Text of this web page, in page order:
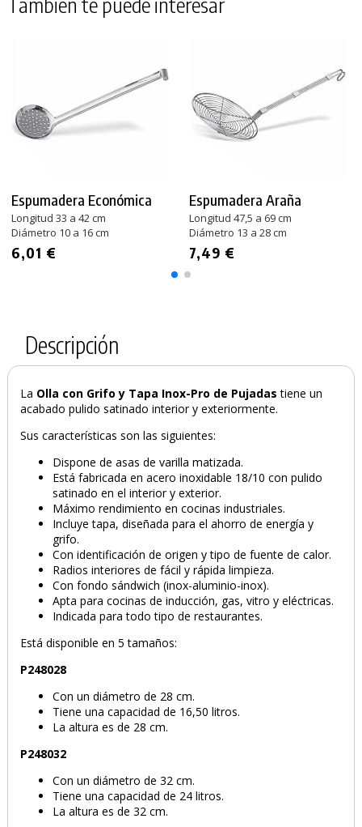
Espumadera Económica
Longitud 33 a 42 cm
Diámetro 10 a 16 cm
6,01 €
Espumadera Araña
Longitud 47,5 a 69 cm
Diámetro 13 a 28 cm
7,49 €
Descripción
La Olla con Grifo y Tapa Inox-Pro de Pujadas tiene un
acabado pulido satinado interior y exteriormente.
Sus características son las siguientes:
Dispone de asas de varilla matizada.
Está fabricada en acero inoxidable 18/10 con pulido
satinado en el interior y exterior.
Máximo rendimiento en cocinas industriales.
Incluye tapa, diseñada para el ahorro de energía y
grifo.
Con identificación de origen y tipo de fuente de calor.
Radios interiores de fácil y rápida limpieza.
Con fondo sándwich (inox-aluminio-inox).
Apta para cocinas de inducción, gas, vitro y eléctricas.
Indicada para todo tipo de restaurantes.
Está disponible en 5 tamaños:
P248028
Con un diámetro de 28 cm.
Tiene una capacidad de 16,50 litros.
La altura es de 28 cm.
P248032
Con un diámetro de 32 cm.
Tiene una capacidad de 24 litros.
La altura es de 32 cm.